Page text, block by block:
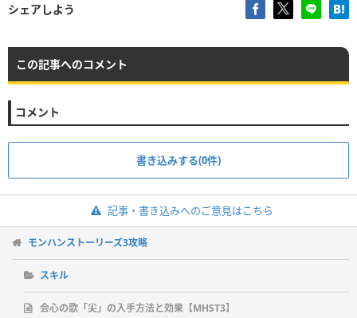
シェアしよう
この記事へのコメント
コメント
書き込みする(0件)
記事・書き込みへのご意見はこちら
モンハンストーリーズ3攻略
スキル
会心の歌「尖」の入手方法と効果【MHST3】